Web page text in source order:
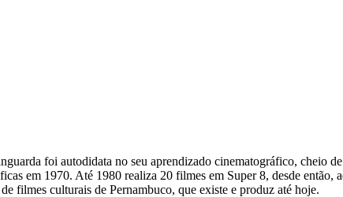
foi autodidata no seu aprendizado cinematográfico, cheio
em 1970. Até 1980 realiza 20 filmes em Super 8, desde então,
filmes culturais de Pernambuco, que existe e produz até hoje.